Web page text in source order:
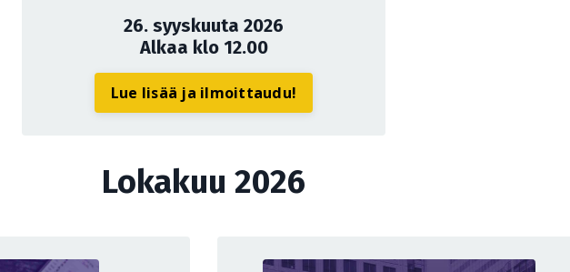
26. syyskuuta 2026
Alkaa klo 12.00
Lue lisää ja ilmoittaudu!
Lokakuu 2026